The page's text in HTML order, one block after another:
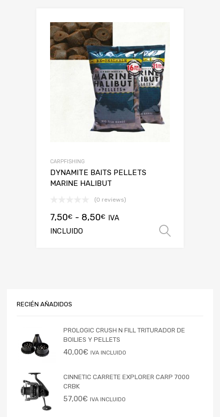
CARPFISHING
DYNAMITE BAITS PELLETS
MARINE HALIBUT
(0 reviews)
7,50€ - 8,50€ IVA
INCLUIDO
RECIÉN AÑADIDOS
PROLOGIC CRUSH N FILL TRITURADOR DE
BOILIES Y PELLETS
40,00€ IVA INCLUIDO
CINNETIC CARRETE EXPLORER CARP 7000
CRBK
57,00€ IVA INCLUIDO